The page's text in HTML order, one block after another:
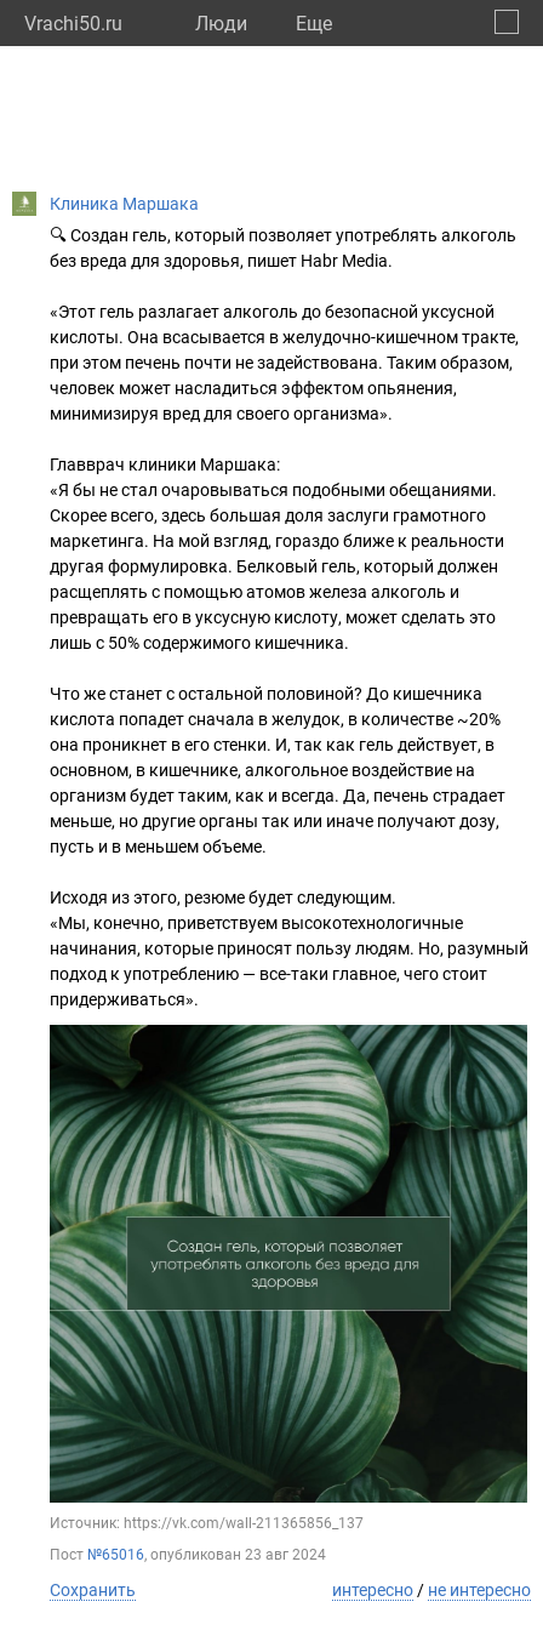
Vrachi50.ru Люди Eще
Клиника Маршака
🔍 Создан гель, который позволяет употреблять алкоголь
без вреда для здоровья, пишет Habr Media.
«Этот гель разлагает алкоголь до безопасной уксусной
кислоты. Она всасывается в желудочно-кишечном тракте,
при этом печень почти не задействована. Таким образом,
человек может насладиться эффектом опьянения,
минимизируя вред для своего организма».
Главврач клиники Маршака:
«Я бы не стал очаровываться подобными обещаниями.
Скорее всего, здесь большая доля заслуги грамотного
маркетинга. На мой взгляд, гораздо ближе к реальности
другая формулировка. Белковый гель, который должен
расщеплять с помощью атомов железа алкоголь и
превращать его в уксусную кислоту, может сделать это
лишь с 50% содержимого кишечника.
Что же станет с остальной половиной? До кишечника
кислота попадет сначала в желудок, в количестве ~20%
она проникнет в его стенки. И, так как гель действует, в
основном, в кишечнике, алкогольное воздействие на
организм будет таким, как и всегда. Да, печень страдает
меньше, но другие органы так или иначе получают дозу,
пусть и в меньшем объеме.
Исходя из этого, резюме будет следующим.
«Мы, конечно, приветствуем высокотехнологичные
начинания, которые приносят пользу людям. Но, разумный
подход к употреблению — все-таки главное, чего стоит
придерживаться».
Источник: https://vk.com/wall-211365856_137
Пост №65016, опубликован 23 авг 2024
Сохранить интересно / не интересно